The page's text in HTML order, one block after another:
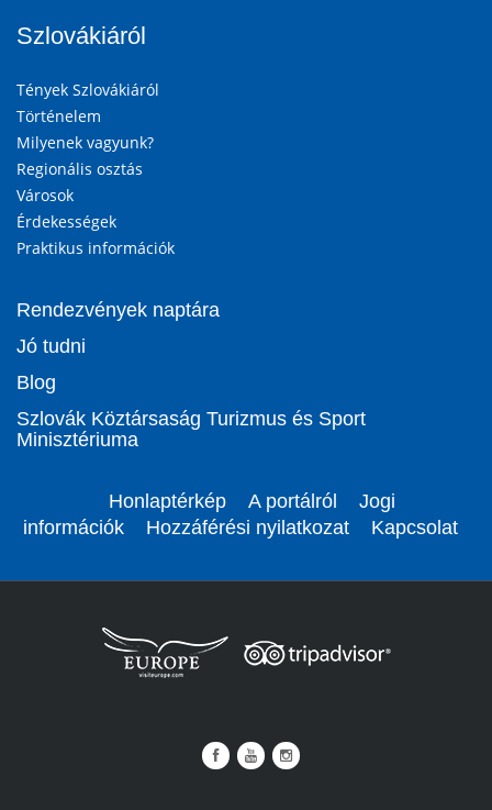
Szlovákiáról
Tények Szlovákiáról
Történelem
Milyenek vagyunk?
Regionális osztás
Városok
Érdekességek
Praktikus információk
Rendezvények naptára
Jó tudni
Blog
Szlovák Köztársaság Turizmus és Sport
Minisztériuma
Honlaptérkép A portálról
Jogi
információk
Hozzáférési nyilatkozat Kapcsolat